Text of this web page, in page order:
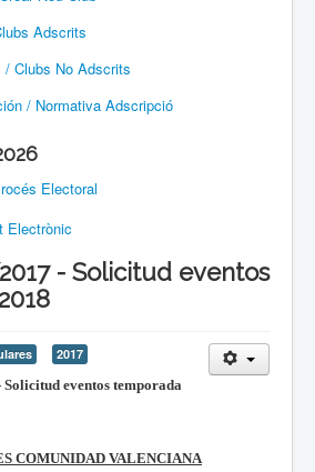
Adscrits
Clubs No Adscrits
/ Normativa Adscripció
Electoral
Electrònic
- Solicitud eventos
2017
eventos temporada
COMUNIDAD VALENCIANA